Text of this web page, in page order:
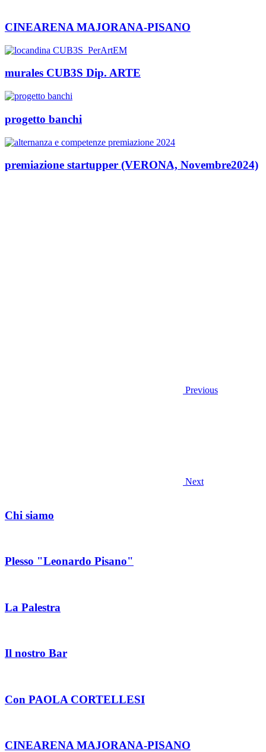
CINEARENA MAJORANA-PISANO
murales CUB3S Dip. ARTE
progetto banchi
premiazione startupper (VERONA, Novembre2024)
Previous
Next
Chi siamo
Plesso "Leonardo Pisano"
La Palestra
Il nostro Bar
Con PAOLA CORTELLESI
CINEARENA MAJORANA-PISANO